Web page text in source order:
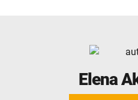
Elena